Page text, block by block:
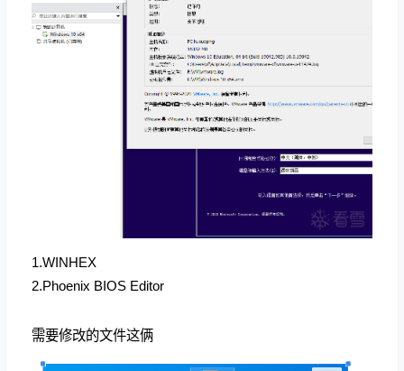
1.WINHEX
2.Phoenix BIOS Editor
需要修改的文件这俩